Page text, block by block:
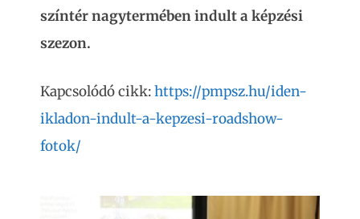
színtér nagytermében indult a képzési
szezon.
Kapcsolódó cikk:https://pmpsz.hu/iden-
ikladon-indult-a-kepzesi-roadshow-
fotok/